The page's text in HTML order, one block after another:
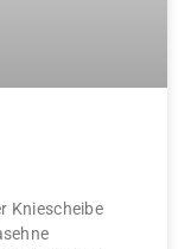
Kniescheibe